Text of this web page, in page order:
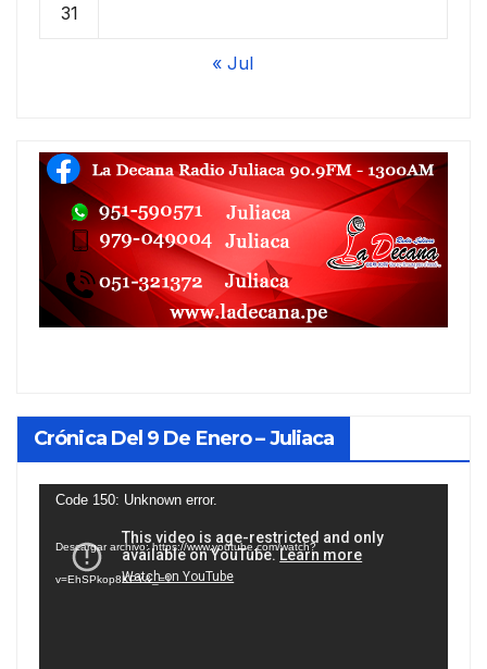
31
« Jul
Crónica Del 9 De Enero – Juliaca
Reproductor
vídeo
Code 150: Unknown error.
Descargar archivo: https://www.youtube.com/watch?
v=EhSPkop8KPY&_=1